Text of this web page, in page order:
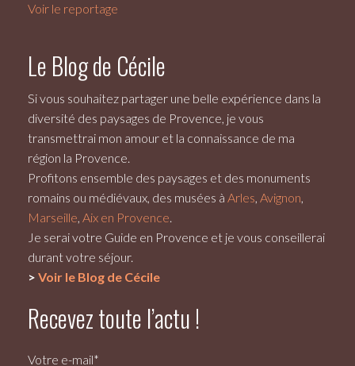
Voir le reportage
Le Blog de Cécile
Si vous souhaitez partager une belle expérience dans la
diversité des paysages de Provence, je vous
transmettrai mon amour et la connaissance de ma
région la Provence.
Profitons ensemble des paysages et des monuments
romains ou médiévaux, des musées à Arles, Avignon,
Marseille, Aix en Provence.
Je serai votre Guide en Provence et je vous conseillerai
durant votre séjour.
> Voir le Blog de Cécile
Recevez toute l’actu !
Votre e-mail*